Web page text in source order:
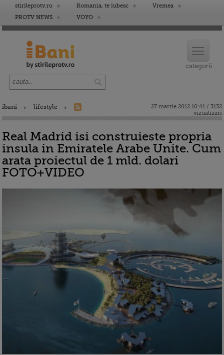
stirileprotv.ro Romania, te iubesc
Vremea
PROTV NEWS
VOYO
ibani lifestyle
27 martie 2012 10:41 / 3132
vizualizari
Real Madrid isi construieste propria
insula in Emiratele Arabe Unite. Cum
arata proiectul de 1 mld. dolari
FOTO+VIDEO